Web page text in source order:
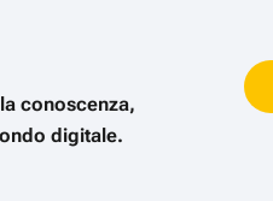
conoscenza,
digitale.